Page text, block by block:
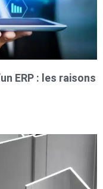
ERP : les raisons